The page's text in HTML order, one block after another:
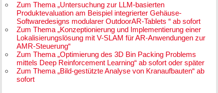
Zum Thema „Untersuchung zur LLM-basierten
Produktevaluation am Beispiel integrierter Gehäuse-
Softwaredesigns modularer OutdoorAR-Tablets “ ab sofort
Zum Thema „Konzeptionierung und Implementierung einer
Lokalisierungslösung mit V-SLAM für AR-Anwendungen zur
AMR-Steuerung“
Zum Thema „Optimierung des 3D Bin Packing Problems
mittels Deep Reinforcement Learning“ ab sofort oder später
Zum Thema „Bild-gestützte Analyse von Kranaufbauten“ ab
sofort